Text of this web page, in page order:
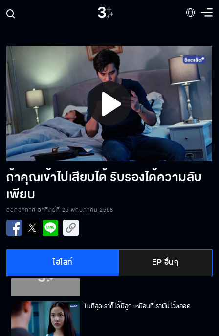
Play
Video
ถ้าคุณเข้าไปเสียบได้ รับรองได้ความลับ
เพียบ
ออกอากาศ อาทิตย์ที่ 25 พฤษภาคม 2568
ไฮไลท์ EP อื่นๆ
นังงูพิษนั่น พี่ปล่อยลงนรกไปแล้ว
อย่าดูถูกฉัน คนอย่างรสรินไม่เคยอ่อนแอ
ผู้หญิงเลว ๆ อย่างฉันจะมีโอกาสสักครั้งมั้ย
ไม่ต้องห่วงแม่นะ แม่สบายแล้ว
สุดท้ายไปคว้าลูกมาเฟียขายยามาทำผัว
ในที่สุดเราก็ได้มีลูก เหมือนที่เราฝันไว้ตลอด